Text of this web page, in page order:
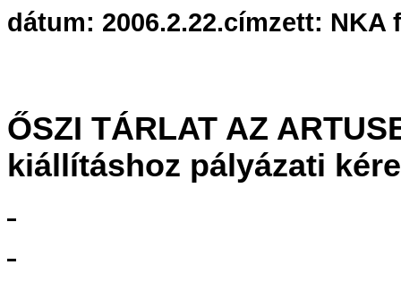
dátum: 2006.2.22.címzett: NKA
ŐSZI TÁRLAT AZ
kiállításhoz pályázati